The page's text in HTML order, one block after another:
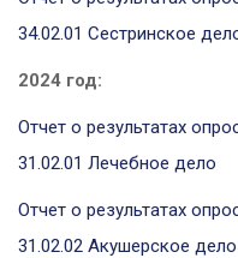
34.02.01 Сестринское
2024 год:
Отчет о результатах
31.02.01 Лечебное дело
Отчет о результатах
31.02.02 Акушерское дело